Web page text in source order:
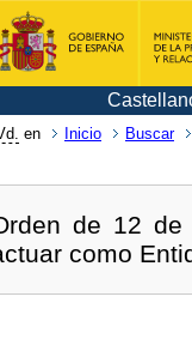
en Inicio Buscar
de 12
como